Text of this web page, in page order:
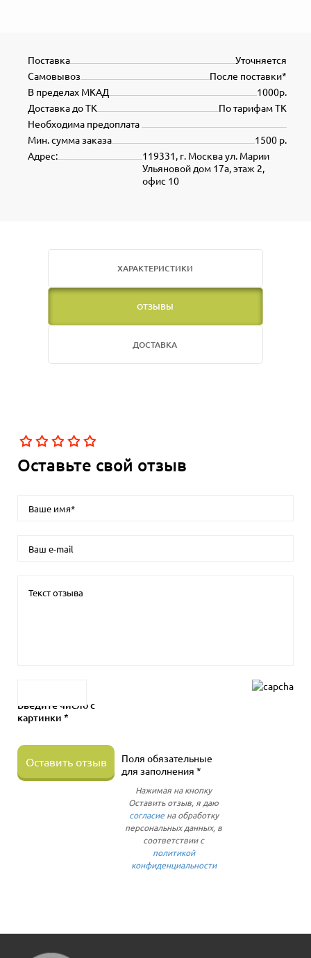
Уточняется
Поставка
После поставки*
Самовывоз
1000р.
В пределах МКАД
По тарифам ТК
Доставка до ТК
Необходима предоплата
1500 р.
Мин. сумма заказа
119331, г. Москва ул. Марии
Ульяновой дом 17а, этаж 2,
офис 10
Адрес:
ХАРАКТЕРИСТИКИ
ОТЗЫВЫ
ДОСТАВКА
Оставьте свой отзыв
Введите число с
картинки *
Оставить отзыв
Поля обязательные
для заполнения *
Нажимая на кнопку
Оставить отзыв, я даю
согласиена обработку
персональных данных, в
соответствии с
политикой
конфиденциальности